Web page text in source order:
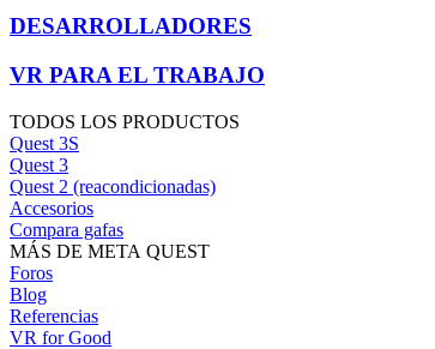
DESARROLLADORES
VR PARA EL TRABAJO
TODOS LOS PRODUCTOS
Quest 3S
Quest 3
Quest 2 (reacondicionadas)
Accesorios
Compara gafas
MÁS DE META QUEST
Foros
Blog
Referencias
VR for Good